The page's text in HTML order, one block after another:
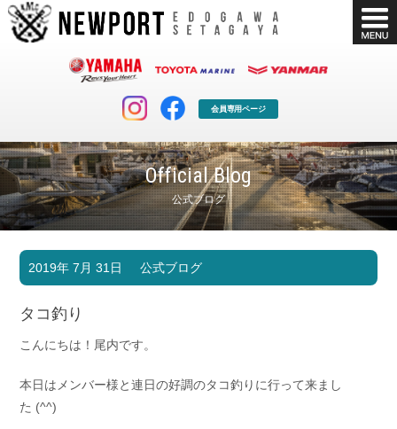
会員専用ページ
Official Blog
公式ブログ
マリンクラブ
マリンライフを堪能したい！
ボート販売
ボート免許
長年の実績と信頼！
Shop Info.
2019年 7月 31日 公式ブログ
タコ釣り
こんにちは！尾内です。
本日はメンバー様と連日の好調のタコ釣りに行って来まし
た (^^)